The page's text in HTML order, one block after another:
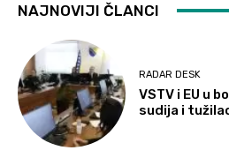
NAJNOVIJI ČLANCI
RADAR DESK
VSTV i EU u
sudija i